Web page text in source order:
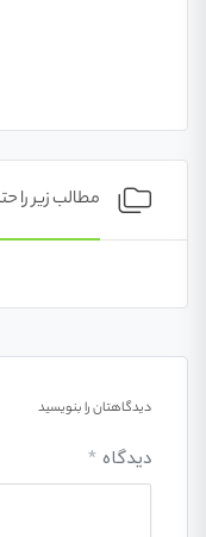
مطالب زیر را
دیدگاهتان را بنویسید
دیدگاه *